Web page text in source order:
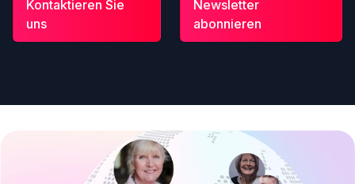
Kontaktieren Sie
uns
Newsletter
abonnieren